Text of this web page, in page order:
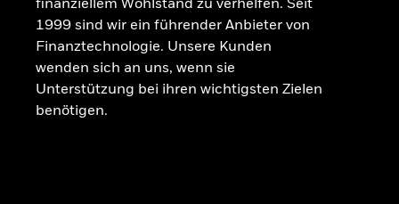
finanziellem Wohlstand zu verhelfen. Seit
1999 sind wir ein führender Anbieter von
Finanztechnologie. Unsere Kunden
wenden sich an uns, wenn sie
Unterstützung bei ihren wichtigsten Zielen
benötigen.